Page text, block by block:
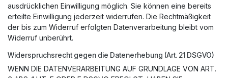
ausdrücklichen Einwilligung möglich. Sie können eine bereits
erteilte Einwilligung jederzeit widerrufen. Die Rechtmäßigkeit
der bis zum Widerruf erfolgten Datenverarbeitung bleibt vom
Widerruf unberührt.
Widerspruchsrecht gegen die Datenerhebung (Art. 21 DSGVO)
WENN DIE DATENVERARBEITUNG AUF GRUNDLAGE VON ART.